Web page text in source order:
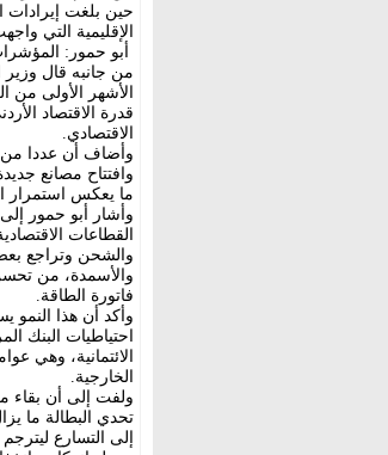
الإقليمية التي
أبو حمور:
من جانبه قال وزير
الأشهر الأولى من
قدرة الاقتصاد
الاقتصادي.
وأضاف أن عددا من
وافتتاح مصانع
ما يعكس استمرار
وأشار أبو حمور
القطاعات
والشحن وتراجع
والأسمدة، من
فاتورة الطاقة.
وأكد أن هذا النمو
احتياطيات البنك
الائتمانية، وهي
الخارجية.
ولفت إلى أن بقاء
تحدي البطالة ما
إلى التسارع